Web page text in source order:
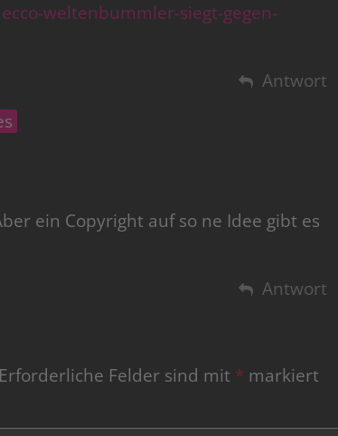
weltenbummler-siegt-gegen-
Antwort
ein Copyright auf so ne Idee gibt es
Antwort
Erforderliche Felder sind mit * markiert